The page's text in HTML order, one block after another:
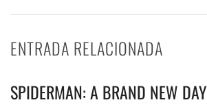
ENTRADA RELACIONADA
SPIDERMAN: A BRAND NEW DAY